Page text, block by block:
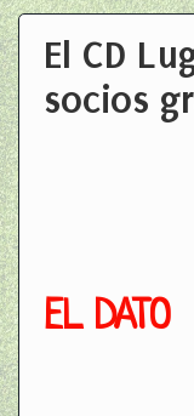
El CD
socios
EL DATO